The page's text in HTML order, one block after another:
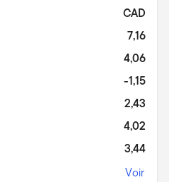
CAD
7,16
4,06
-1,15
2,43
4,02
3,44
Voir